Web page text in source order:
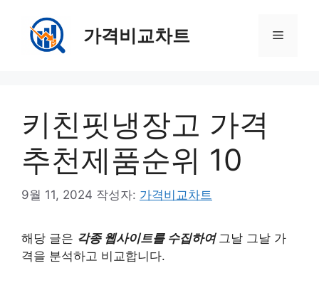
가격비교차트 메
키친핏냉장고 가격
추천제품순위 10
9월 11, 2024 작성자: 가격비교차트
해당 글은 각종 웹사이트를 수집하여 그날 그날 가
격을 분석하고 비교합니다.